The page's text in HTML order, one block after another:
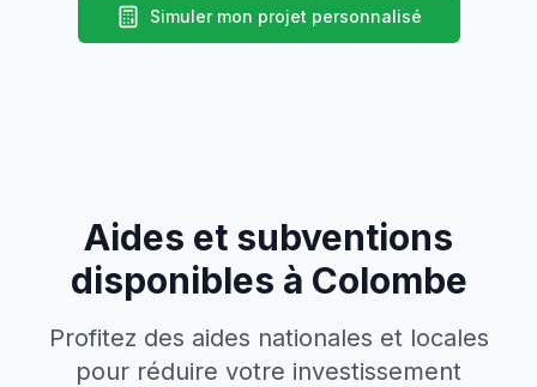
Simuler mon projet personnalisé
Aides et subventions
disponibles à Colombe
Profitez des aides nationales et locales
pour réduire votre investissement